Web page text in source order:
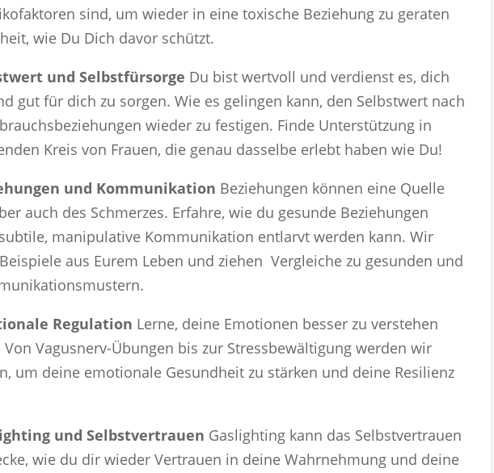
sind, um wieder in eine toxische Beziehung zu geraten
wie Du Dich davor schützt.
und Selbstfürsorge Du bist wertvoll und verdienst es, dich
gut für dich zu sorgen. Wie es gelingen kann, den Selbstwert nach
wieder zu festigen. Finde Unterstützung in
Kreis von Frauen, die genau dasselbe erlebt haben wie Du!
und Kommunikation Beziehungen können eine Quelle
auch des Schmerzes. Erfahre, wie du gesunde Beziehungen
manipulative Kommunikation entlarvt werden kann. Wir
aus Eurem Leben und ziehen Vergleiche zu gesunden und
Regulation Lerne, deine Emotionen besser zu verstehen
Vagusnerv-Übungen bis zur Stressbewältigung werden wir
um deine emotionale Gesundheit zu stärken und deine Resilienz
und Selbstvertrauen Gaslighting kann das Selbstvertrauen
wie du dir wieder Vertrauen in deine Wahrnehmung und deine